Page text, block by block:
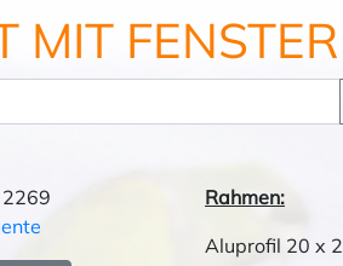
MIT
Rahmen:
Aluprofil 20 x